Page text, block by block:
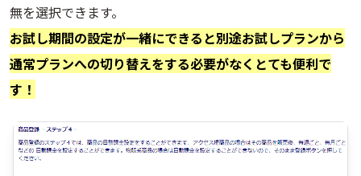
無を選択できます。
お試し期間の設定が一緒にできると別途お試しプランから
通常プランへの切り替えをする必要がなくとても便利で
す！